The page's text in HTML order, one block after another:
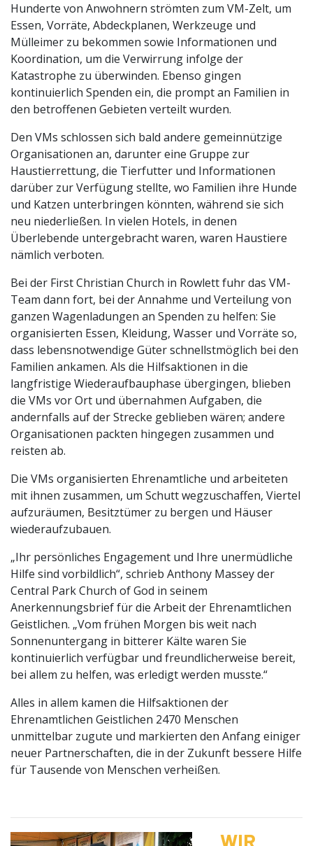
Hunderte von Anwohnern strömten zum VM-Zelt, um
Essen, Vorräte, Abdeckplanen, Werkzeuge und
Mülleimer zu bekommen sowie Informationen und
Koordination, um die Verwirrung infolge der
Katastrophe zu überwinden. Ebenso gingen
kontinuierlich Spenden ein, die prompt an Familien in
den betroffenen Gebieten verteilt wurden.
Den VMs schlossen sich bald andere gemeinnützige
Organisationen an, darunter eine Gruppe zur
Haustierrettung, die Tierfutter und Informationen
darüber zur Verfügung stellte, wo Familien ihre Hunde
und Katzen unterbringen könnten, während sie sich
neu niederließen. In vielen Hotels, in denen
Überlebende untergebracht waren, waren Haustiere
nämlich verboten.
Bei der First Christian Church in Rowlett fuhr das VM-
Team dann fort, bei der Annahme und Verteilung von
ganzen Wagenladungen an Spenden zu helfen: Sie
organisierten Essen, Kleidung, Wasser und Vorräte so,
dass lebensnotwendige Güter schnellstmöglich bei den
Familien ankamen. Als die Hilfsaktionen in die
langfristige Wiederaufbauphase übergingen, blieben
die VMs vor Ort und übernahmen Aufgaben, die
andernfalls auf der Strecke geblieben wären; andere
Organisationen packten hingegen zusammen und
reisten ab.
Die VMs organisierten Ehrenamtliche und arbeiteten
mit ihnen zusammen, um Schutt wegzuschaffen, Viertel
aufzuräumen, Besitztümer zu bergen und Häuser
wiederaufzubauen.
„Ihr persönliches Engagement und Ihre unermüdliche
Hilfe sind vorbildlich“, schrieb Anthony Massey der
Central Park Church of God in seinem
Anerkennungsbrief für die Arbeit der Ehrenamtlichen
Geistlichen. „Vom frühen Morgen bis weit nach
Sonnenuntergang in bitterer Kälte waren Sie
kontinuierlich verfügbar und freundlicherweise bereit,
bei allem zu helfen, was erledigt werden musste.“
Alles in allem kamen die Hilfsaktionen der
Ehrenamtlichen Geistlichen 2470 Menschen
unmittelbar zugute und markierten den Anfang einiger
neuer Partnerschaften, die in der Zukunft bessere Hilfe
für Tausende von Menschen verheißen.
WIR